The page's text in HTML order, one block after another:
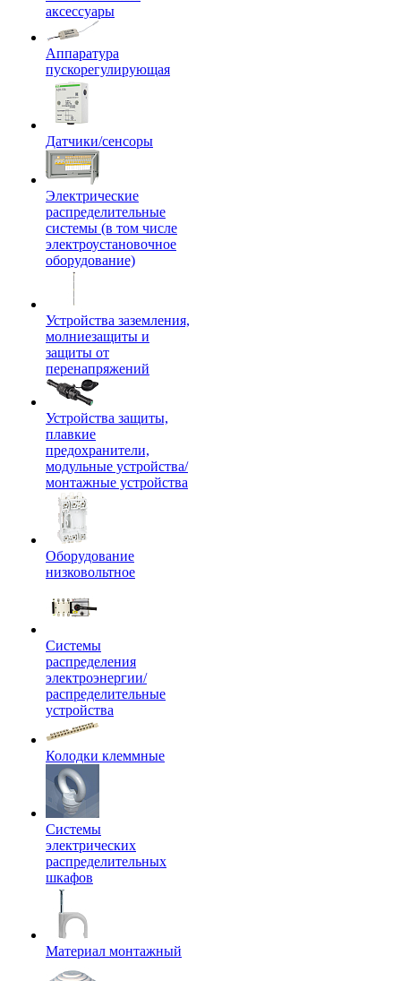
аксессуары
Аппаратура
пускорегулирующая
Датчики/сенсоры
Электрические
распределительные
системы (в том числе
электроустановочное
оборудование)
Устройства заземления,
молниезащиты и
защиты от
перенапряжений
Устройства защиты,
плавкие
предохранители,
модульные устройства/
монтажные устройства
Оборудование
низковольтное
Системы
распределения
электроэнергии/
распределительные
устройства
Колодки клеммные
Системы
электрических
распределительных
шкафов
Материал монтажный